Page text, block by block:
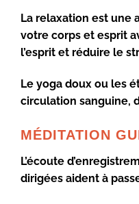
La relaxation est une
votre corps et esprit
l’esprit et réduire le
Le yoga doux ou les
circulation sanguine,
MÉDITATION
L’écoute
dirigées aident à